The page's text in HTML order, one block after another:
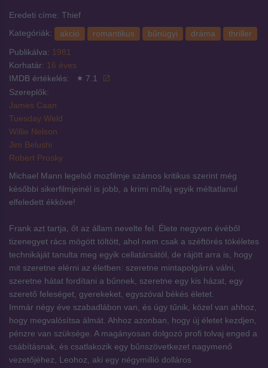
Eredeti címe: Thief
Kategóriák:
akció romantikus bűnügyi dráma
thriller
Publikálva: 1981
Korhatár: 16 éves
IMDB értékelés:
7.1
Szereplők:
James Caan
Tuesday Weld
Willie Nelson
Jim Belushi
Robert Prosky
Michael Mann legelső mozfilmje számos kritikus szerint még
későbbi sikerfilmjeinél is jobb, a krimi műfaj egyik méltatlanul
elfeledett ékköve!
Frank azt tartja, őt az állam nevelte fel. Élete negyven évéből
tizenegyet rács mögött töltött, ahol nem csak a széftörés tökéletes
technikáját tanulta meg egyik cellatársától, de rájött arra is, hogy
mit szeretne elérni az életben: szeretne mintapolgárrá válni,
szeretne hátat fordítani a bűnnek, szeretne egy kis házat, egy
szerető feleséget, gyerekeket, egyszóval békés életet.
Immár négy éve szabadlábon van, és úgy tűnik, közel van ahhoz,
hogy megvalósítsa álmát. Ahhoz azonban, hogy új életet kezdjen,
pénzre van szüksége. A magányosan dolgozó profi tolvaj enged a
csábításnak, és csatlakozik egy bűnszövetkezet nagymenő
vezetőjéhez, Leohoz, aki egy négymillió dolláros